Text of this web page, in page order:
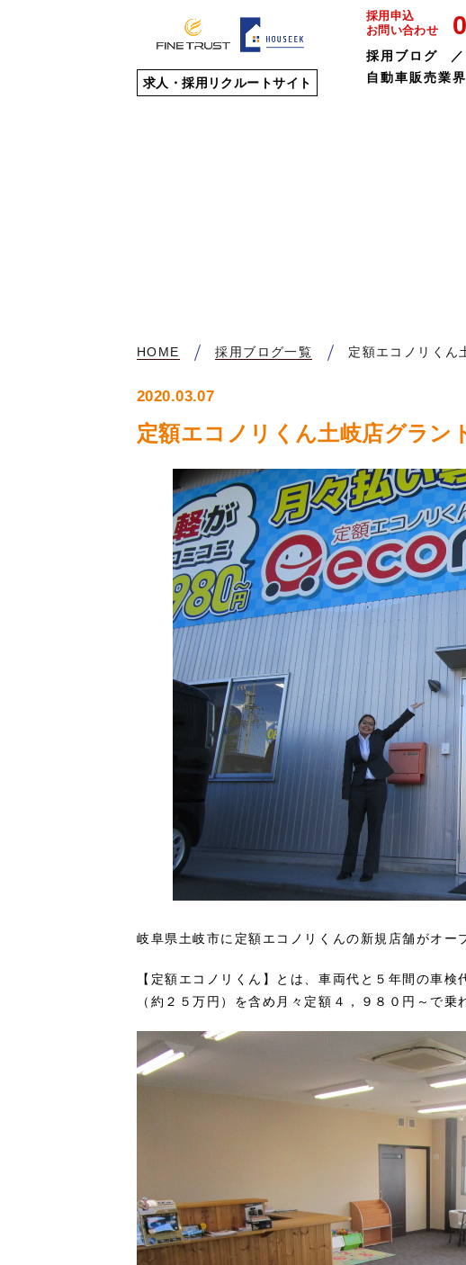
求人・採用リクルートサイト
採用申込
お問い合わせ
採用ブログ
自動車販売業
HOME 採用ブログ一覧 定額エコノリくん
2020.03.07
定額エコノリくん土岐店グラン
岐阜県土岐市に定額エコノリくんの新規店舗がオ
【定額エコノリくん】とは、車両代と５年間の車
（約２５万円）を含め月々定額４，９８０円～で